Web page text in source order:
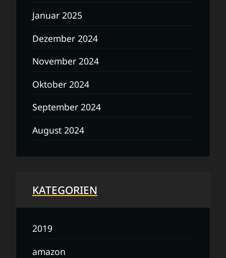
Januar 2025
Dezember 2024
November 2024
Oktober 2024
September 2024
August 2024
KATEGORIEN
2019
amazon